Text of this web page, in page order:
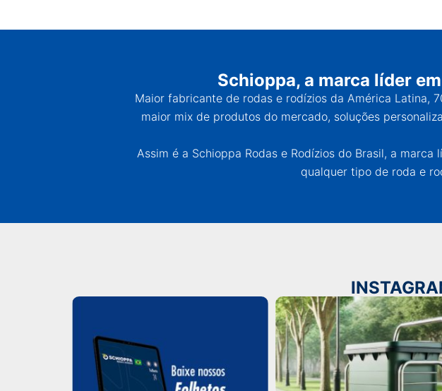
Schioppa, a marca líder
Maior fabricante de rodas e rodízios da América Latina,
maior mix de produtos do mercado, soluções
Assim é a Schioppa Rodas e Rodízios do Brasil, a
qualquer tipo de roda e